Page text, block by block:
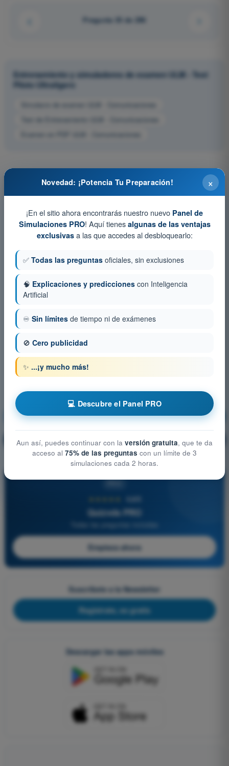
Pregunta 35 de 296
Entrenamiento y simuladores de examen ULM - Test
Piloto Ultraligero
Simulacro de examen ULM - Comunicaciones
Comunicaciones ¡Entrenamiento!
🔒 Explicación de la pregunta
4,6/5
Quizvds PRO
Todas las preguntas incluidas
Empieza ahora
Suscríbete a la Newsletter
Regístrate, es gratis
Descargar las apps móviles
×
Novedad: ¡Potencia Tu Preparación!
¡En el sitio ahora encontrarás nuestro nuevo Panel de
Simulaciones PRO! Aquí tienes algunas de las ventajas
exclusivasa las que accedes al desbloquearlo:
✅ Todas las preguntas oficiales, sin exclusiones
🧠 Explicaciones y predicciones con Inteligencia
Artificial
♾️ Sin límites de tiempo ni de exámenes
🚫 Cero publicidad
✨ ...¡y mucho más!
💻 Descubre el Panel PRO
Aun así, puedes continuar con la versión gratuita, que te da
acceso al 75% de las preguntas con un límite de 3
simulaciones cada 2 horas.